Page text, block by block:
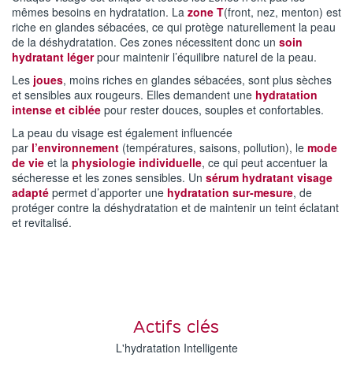
mêmes besoins en hydratation. La zone T(front, nez, menton) est
riche en glandes sébacées, ce qui protège naturellement la peau
de la déshydratation. Ces zones nécessitent donc un soin
hydratant légerpour maintenir l’équilibre naturel de la peau.
Les joues, moins riches en glandes sébacées, sont plus sèches
et sensibles aux rougeurs. Elles demandent une hydratation
intense et ciblée pour rester douces, souples et confortables.
La peau du visage est également influencée
par l’environnement (températures, saisons, pollution), le mode
de vie et la physiologie individuelle, ce qui peut accentuer la
sécheresse et les zones sensibles. Un sérum hydratant visage
adapté permet d’apporter une hydratation sur-mesure, de
protéger contre la déshydratation et de maintenir un teint éclatant
et revitalisé.
Actifs clés
L'hydratation Intelligente